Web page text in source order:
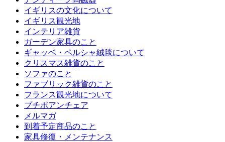
イギリスの文化について
イギリス観光地
インテリア雑貨
ガーデン家具のこと
ギャッベ・ペルシャ絨毯について
クリスマス雑貨のこと
ソファのこと
ファブリック雑貨のこと
フランス観光地について
プチポアンチェア
メルマガ
到着予定商品のこと
家具修復・メンテナンス